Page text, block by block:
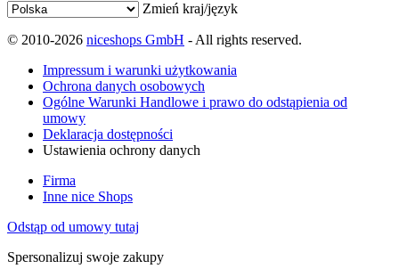
Zmień kraj/język
© 2010-2026 niceshops GmbH - All rights reserved.
Impressum i warunki użytkowania
Ochrona danych osobowych
Ogólne Warunki Handlowe i prawo do odstąpienia od
umowy
Deklaracja dostępności
Ustawienia ochrony danych
Firma
Inne nice Shops
Odstąp od umowy tutaj
Spersonalizuj swoje zakupy